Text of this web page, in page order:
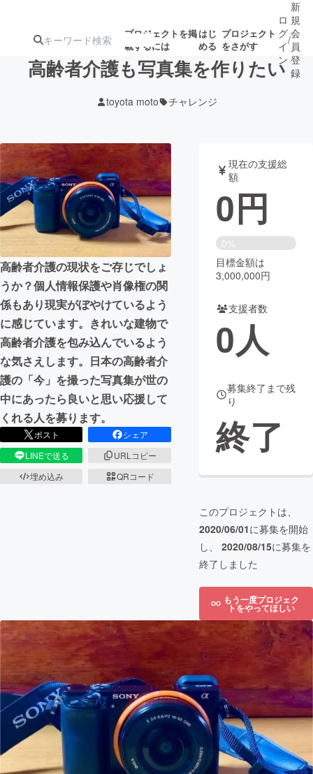
プロジェクトを掲
載するには
はじ
める
プロジェクト
をさがす
アート・写真
テクノロジー・ガジェット ゲーム・サ
映像・映画 書籍・雑誌
ビジネス・起業 チャレンジ
まちづくり・地域活性化
CAMPFIRE for Social Good
CAMPFIRE Creation
CAMPFIREふるさと納税machi-ya コミュニティ
ロ
グ
イ
ン
/
新
規
会
員
登
録
高齢者介護も写真集を作りたい
toyota moto チャレンジ
高齢者介護の現状をご存じでしょ
うか？個人情報保護や肖像権の関
係もあり現実がぼやけているよう
に感じています。きれいな建物で
高齢者介護を包み込んでいるよう
な気さえします。日本の高齢者介
護の「今」を撮った写真集が世の
中にあったら良いと思い応援して
くれる人を募ります。
ポスト
シェア
LINEで送る
URLコピー
埋め込み
QRコード
現在の支援総
額
0円
0%
目標金額は
3,000,000円
支援者数
0人
募集終了まで残
り
終了
このプロジェクトは、
2020/06/01に募集を開始
し、 2020/08/15に募集を
終了しました
もう一度プロジェク
トをやってほしい